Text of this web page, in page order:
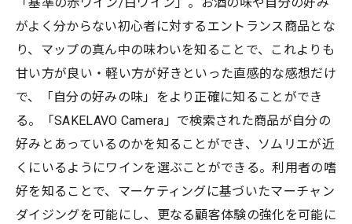
「基準の赤ワイン/白ワイン」。お酒の味や自分の好み
がよく分からない初心者に対するエントランス商品とな
り、マップの真ん中の味わいを知ることで、これよりも
甘い方が良い・軽い方が好きといった直感的な感想だけ
で、「自分の好みの味」をより正確に知ることができ
る。「SAKELAVO Camera」で検索された商品が自分の
好みとあっているのかを知ることができ、ソムリエが近
くにいるようにワインを選ぶことができる。利用者の嗜
好を知ることで、マーケティングに基づいたマーチャン
ダイジングを可能にし、更なる顧客体験の強化を可能に